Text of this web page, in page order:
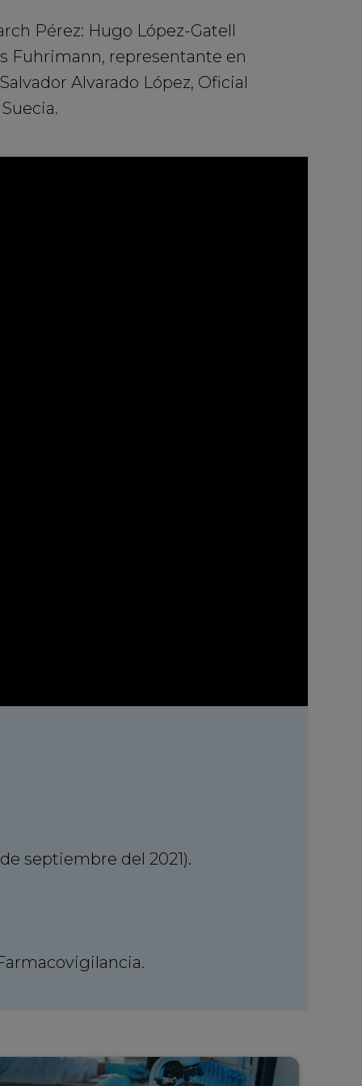
Pérez: Hugo López-Gatell
Fuhrimann, representante en
Alvarado López, Oficial
septiembre del 2021).